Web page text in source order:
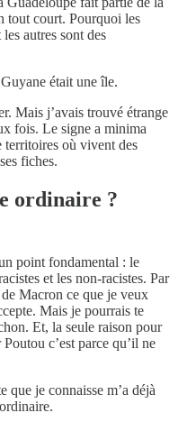
tout court. Pourquoi les
autres sont des
était une île.
Mais j’avais trouvé étrange
fois. Le signe a minima
territoires où vivent des
fiches.
ordinaire ?
point fondamental : le
et les non-racistes. Par
Macron ce que je veux
Mais je pourrais te
Et, la seule raison pour
c’est parce qu’il ne
que je connaisse m’a déjà